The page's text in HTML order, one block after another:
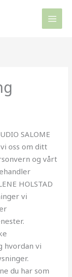
SALOME
vi oss om ditt
og vårt
HOLSTAD
vi
hvordan vi
du har som